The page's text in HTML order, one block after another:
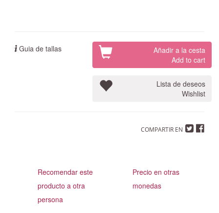
Guia de tallas
Añadir a la cesta
Add to cart
Lista de deseos
Wishlist
COMPARTIR EN
Recomendar este
producto a otra
persona
Precio en otras
monedas